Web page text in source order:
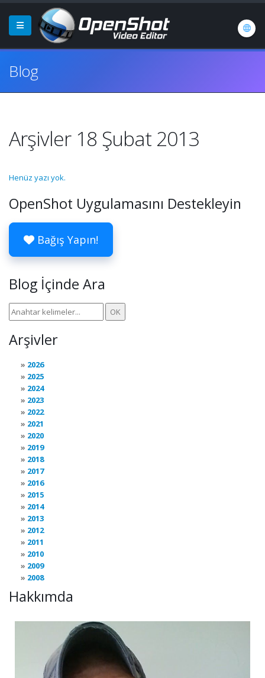
Blog
Arşivler 18 Şubat 2013
Henüz yazı yok.
OpenShot Uygulamasını Destekleyin
Bağış Yapın!
Blog İçinde Ara
Arşivler
2026
2025
2024
2023
2022
2021
2020
2019
2018
2017
2016
2015
2014
2013
2012
2011
2010
2009
2008
Hakkımda